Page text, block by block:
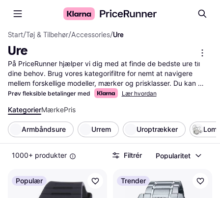
Start/Tøj & Tilbehør/Accessories/Ure
Ure
På PriceRunner hjælper vi dig med at finde de bedste ure til
dine behov. Brug vores kategorifiltre for nemt at navigere
mellem forskellige modeller, mærker og prisklasser. Du kan
sortere efter funktioner som vandtæthed, materiale og
sikre, at du får den bedste handel. Læs brugeranmeldelser for
at få indsigt i andres erfaringer og vurderinger af de ure, du
overvejer. Uanset om du leder efter et klassisk armbåndsur
eller et moderne smartwatch, guider vi dig til det rette valg.
Med PriceRunner sparer du tid og penge, mens du finder dit
næste ur.
Mere om ure »
Prøv fleksible betalinger med Lær hvordan
KategorierMærkePris
Armbåndsure Urrem Uroptrækker
1000+ produkter Filtrér Popularitet
Populær Trender